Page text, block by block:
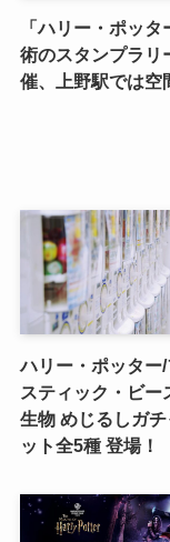
「ハリー・ポッタ
術のスタンプラリ
催、上野駅では空
ハリー・ポッター/
スティック・ビー
生物 めじるしガチ
ット全5種 登場！